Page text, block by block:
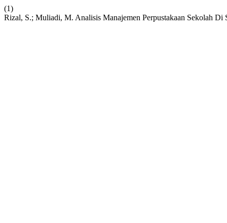
(1)
Rizal, S.; Muliadi, M. Analisis Manajemen Perpustakaan Sekolah